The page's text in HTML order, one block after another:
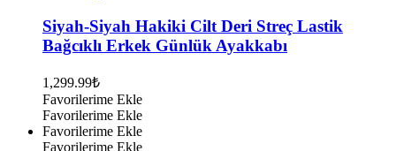
varyasyonu
var.
Seçenekler
seçilebilir
Siyah-Siyah Hakiki Cilt Deri Streç Lastik
Bağcıklı Erkek Günlük Ayakkabı
1,299.99₺
Favorilerime Ekle
Favorilerime Ekle
Favorilerime Ekle
Favorilerime Ekle